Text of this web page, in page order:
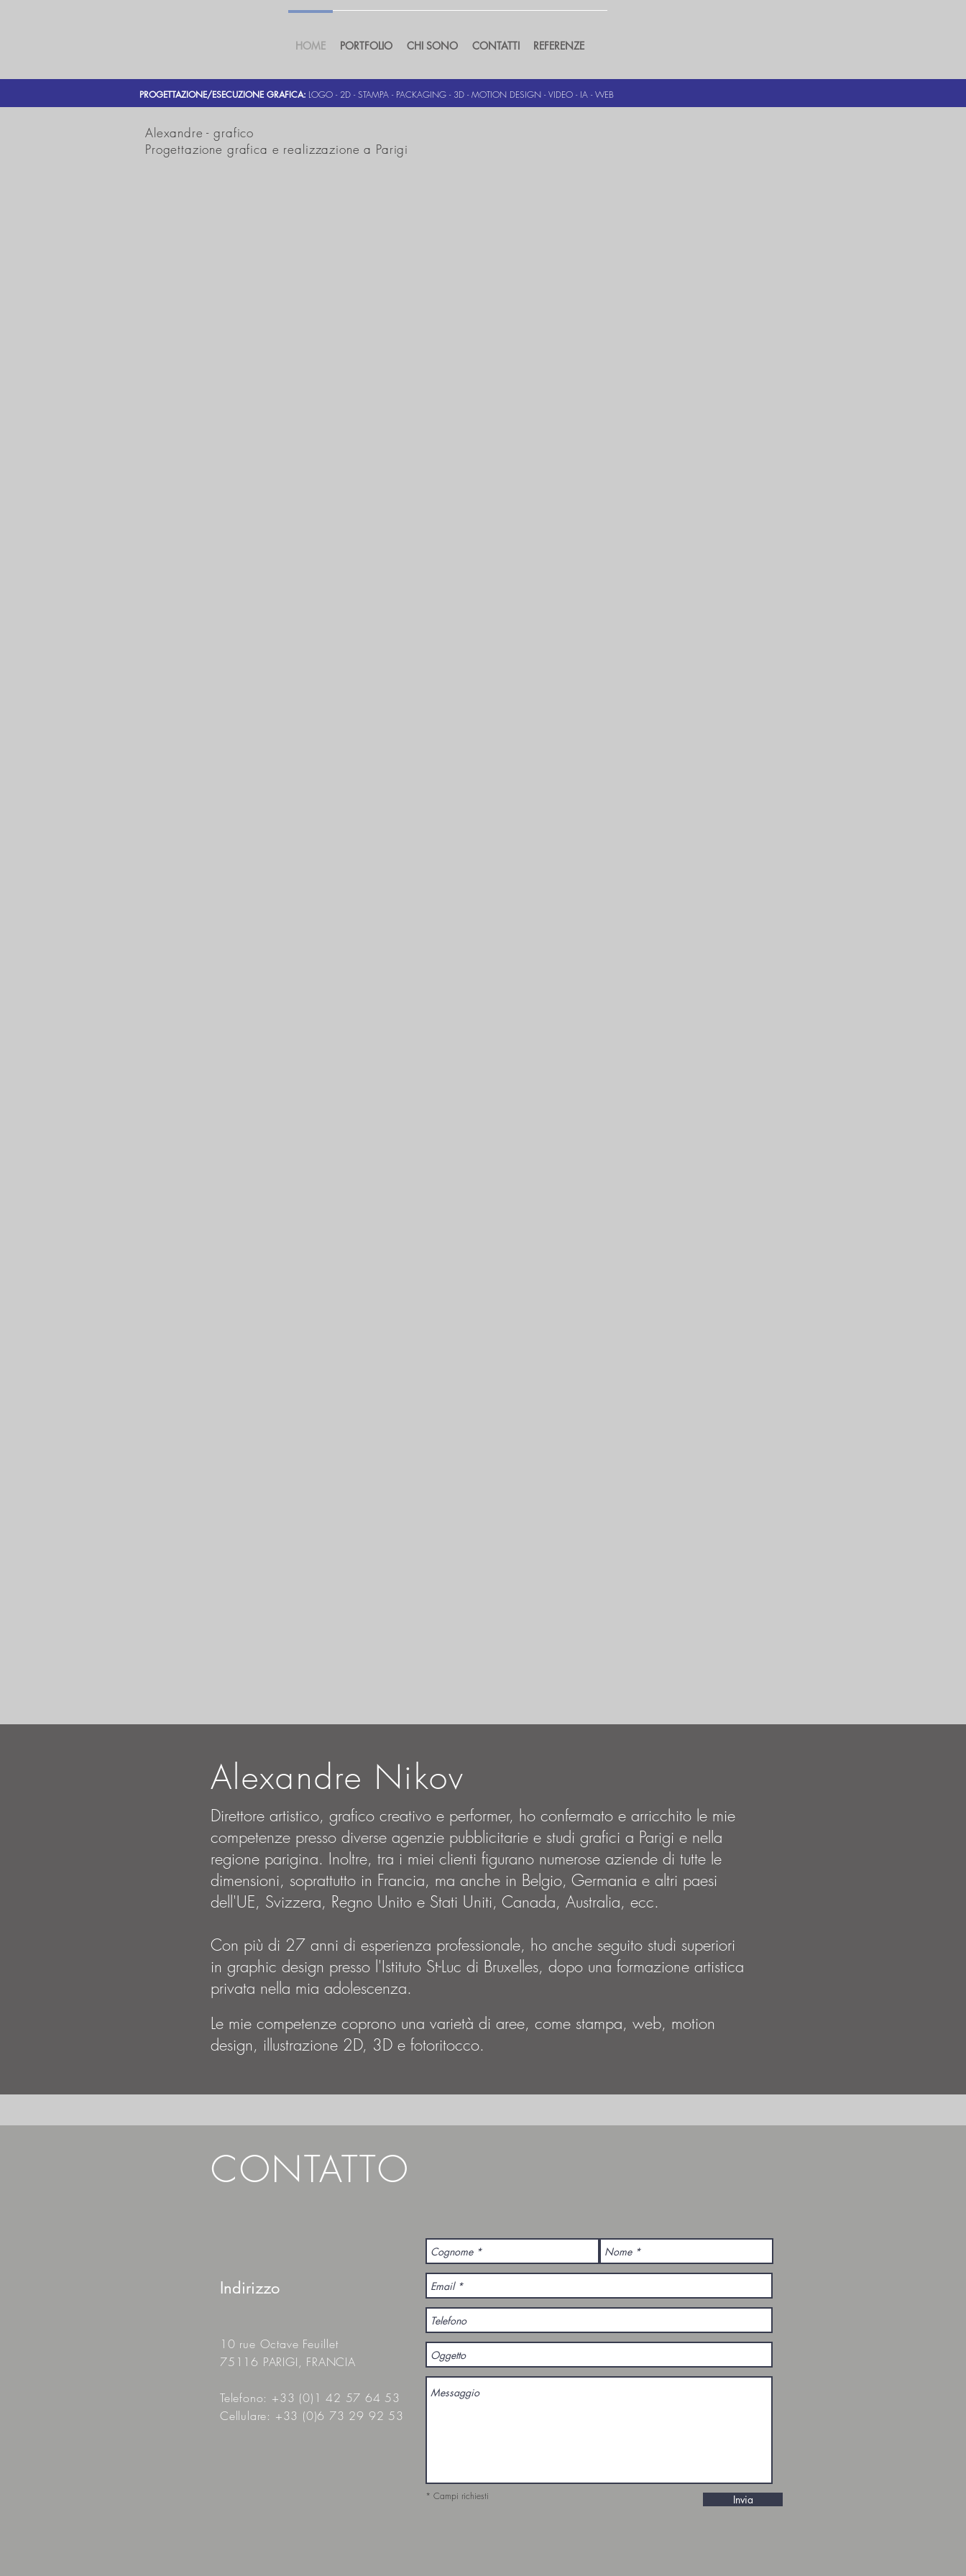
HOME PORTFOLIO CHI SONO CONTATTI REFERENZE
PROGETTAZIONE/ESECUZIONE GRAFICA: LOGO - 2D - STAMPA - PACKAGING - 3D - MOTION DESIGN - VIDEO - IA - WEB
Alexandre - grafico
Progettazione grafica e realizzazione a Parigi
Alexandre Nikov
Direttore artistico, grafico creativo e performer, ho confermato e arricchito le mie
competenze presso diverse agenzie pubblicitarie e studi grafici a Parigi e nella
regione parigina. Inoltre, tra i miei clienti figurano numerose aziende di tutte le
dimensioni, soprattutto in Francia, ma anche in Belgio, Germania e altri paesi
dell'UE, Svizzera, Regno Unito e Stati Uniti, Canada, Australia, ecc.
Con più di 27 anni di esperienza professionale, ho anche seguito studi superiori
in graphic design presso l'Istituto St-Luc di Bruxelles, dopo una formazione artistica
privata nella mia adolescenza.
Le mie competenze coprono una varietà di aree, come stampa, web, motion
design, illustrazione 2D, 3D e fotoritocco.
CONTATTO
Indirizzo
10 rue Octave Feuillet
75116 PARIGI, FRANCIA
Telefono: +33 (0)1 42 57 64 53
Cellulare: +33 (0)6 73 29 92 53
* Campi richiesti Invia